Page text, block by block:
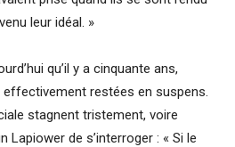
leur idéal. »
qu’il y a cinquante ans,
restées en suspens.
stagnent tristement, voire
Lapiower de s’interroger : « Si le